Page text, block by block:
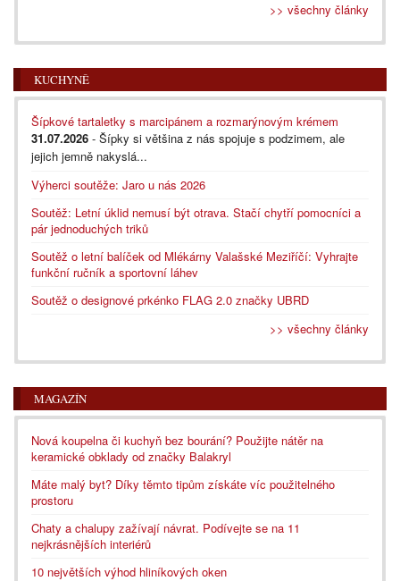
>> všechny články
KUCHYNĚ
Šípkové tartaletky s marcipánem a rozmarýnovým krémem
31.07.2026 - Šípky si většina z nás spojuje s podzimem, ale
jejich jemně nakyslá...
Výherci soutěže: Jaro u nás 2026
Soutěž: Letní úklid nemusí být otrava. Stačí chytří pomocníci a
pár jednoduchých triků
Soutěž o letní balíček od Mlékárny Valašské Meziříčí: Vyhrajte
funkční ručník a sportovní láhev
Soutěž o designové prkénko FLAG 2.0 značky UBRD
>> všechny články
MAGAZÍN
Nová koupelna či kuchyň bez bourání? Použijte nátěr na
keramické obklady od značky Balakryl
Máte malý byt? Díky těmto tipům získáte víc použitelného
prostoru
Chaty a chalupy zažívají návrat. Podívejte se na 11
nejkrásnějších interiérů
10 největších výhod hliníkových oken